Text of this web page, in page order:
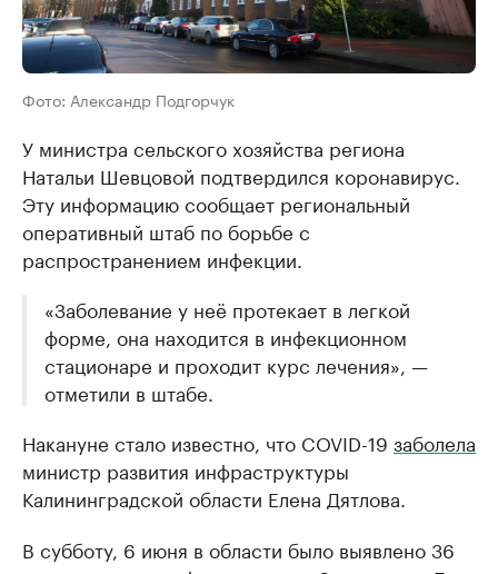
Фото: Александр Подгорчук
У министра сельского хозяйства региона
Натальи Шевцовой подтвердился коронавирус.
Эту информацию сообщает региональный
оперативный штаб по борьбе с
распространением инфекции.
«Заболевание у неё протекает в легкой
форме, она находится в инфекционном
стационаре и проходит курс лечения», —
отметили в штабе.
Накануне стало известно, что COVID-19 заболела
министр развития инфраструктуры
Калининградской области Елена Дятлова.
В субботу, 6 июня в области было выявлено 36